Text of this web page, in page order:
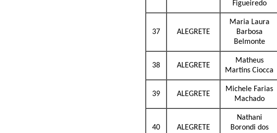
Figueiredo
37 ALEGRETE
Maria Laura
Barbosa
Belmonte
38 ALEGRETE
Matheus
Martins Ciocca
39 ALEGRETE
Michele Farias
Machado
40 ALEGRETE
Nathani
Borondi dos